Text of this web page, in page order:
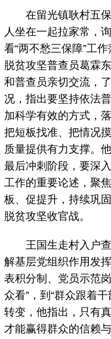
在留光镇耿村五保
人坐在一起拉家常，
看“两不愁三保障”工
脱贫攻坚普查员葛霖
和普查员亲切交流，
况，指出要坚持依法
加科学有效的方式，
把短板找准、把情况
质量提供有力支撑。
最后冲刺阶段，要深
工作的重要论述，聚
板、促提升，持续巩
脱贫攻坚收官战。
王国生走村入户查
解基层党组织作用发
表积分制、党员示范
众看”，到“群众跟着
转变，他指出，只有
才能赢得群众的信赖